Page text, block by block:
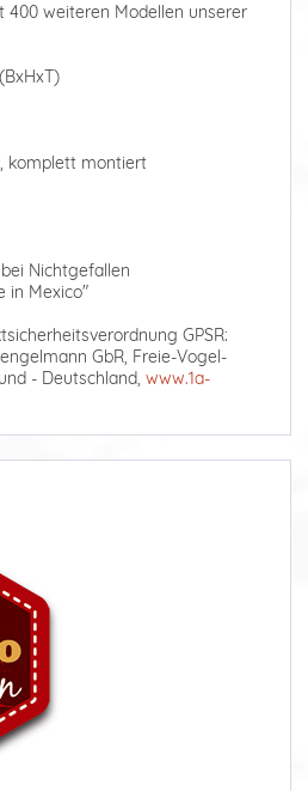
400 weiteren Modellen unserer
komplett montiert
Nichtgefallen
in Mexico"
GPSR:
GbR, Freie-Vogel-
- Deutschland, www.1a-